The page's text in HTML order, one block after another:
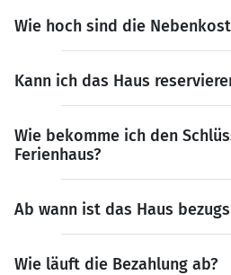
Wie hoch sind die
Kann ich das Haus
Wie bekomme ich den
Ferienhaus?
Ab wann ist das Haus
Wie läuft die Bezahlung ab?